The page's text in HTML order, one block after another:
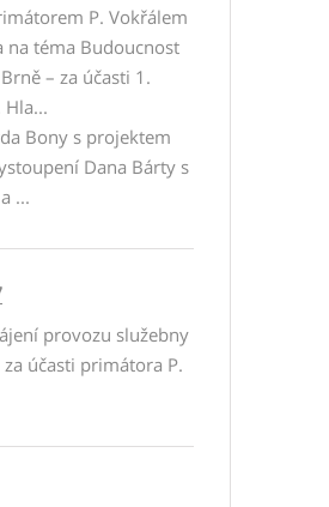
P. Vokřálem
na téma Budoucnost
– za účasti 1.
Bony s projektem
Dana Bárty s
...
provozu služebny
účasti primátora P.